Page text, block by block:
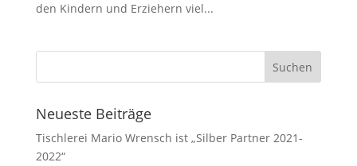
den Kindern und Erziehern viel...
Neueste Beiträge
Tischlerei Mario Wrensch ist „Silber Partner 2021-
2022“